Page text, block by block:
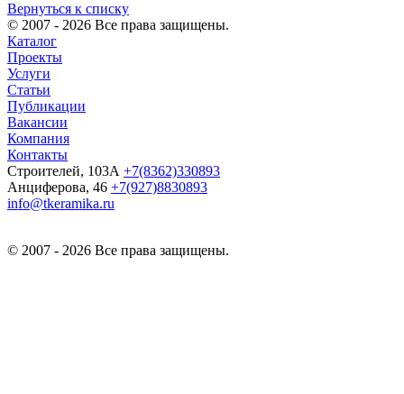
Вернуться к списку
© 2007 - 2026 Все права защищены.
Каталог
Проекты
Услуги
Статьи
Публикации
Вакансии
Компания
Контакты
Строителей, 103А +7(8362)330893
Анциферова, 46 +7(927)8830893
info@tkeramika.ru
© 2007 - 2026 Все права защищены.